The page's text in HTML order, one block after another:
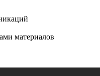
материалов